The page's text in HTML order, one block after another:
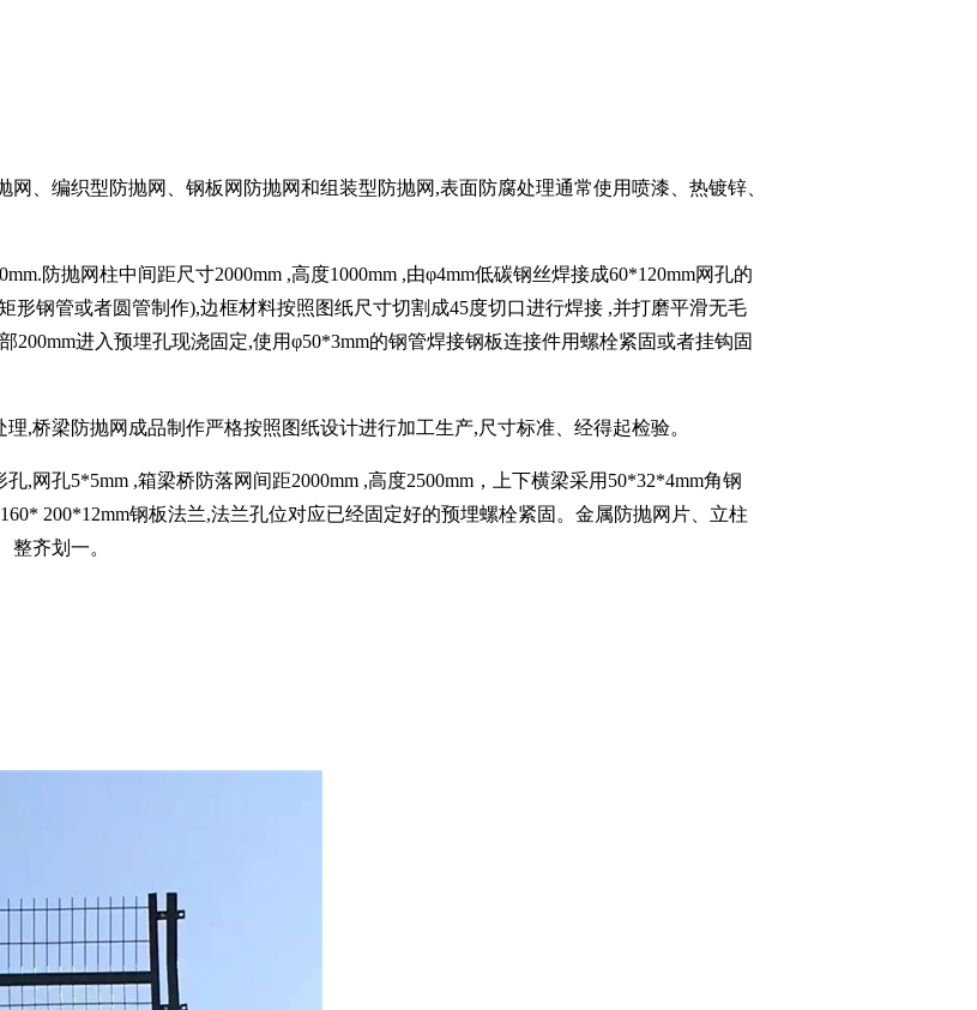
、编织型防抛网、钢板网防抛网和组装型防抛网,表面防腐处理通常使用 喷漆、热镀锌、
防抛网柱中间距尺寸2000mm ,高度1000mm ,由φ4mm低碳钢丝焊接成60*120mm网孔的
钢管或者圆管制作),边框材料按照图纸尺寸切割成45度切口进行焊接 ,并打磨平滑无毛
200mm进入预埋孔现浇固定,使用φ50*3mm的钢管焊接钢板连接件用螺栓紧固或者挂钩固
,桥梁防抛网成品制作严格按照图纸设计进行加工生产,尺寸标准、经得起检验。
,网孔5*5mm ,箱梁桥防落网间距2000mm ,高度2500mm，上下横梁采用50*32*4mm角钢
200*12mm钢板法兰,法兰孔位对应已经固定好的预埋螺栓紧固。金属防抛网片、立柱
齐划一。